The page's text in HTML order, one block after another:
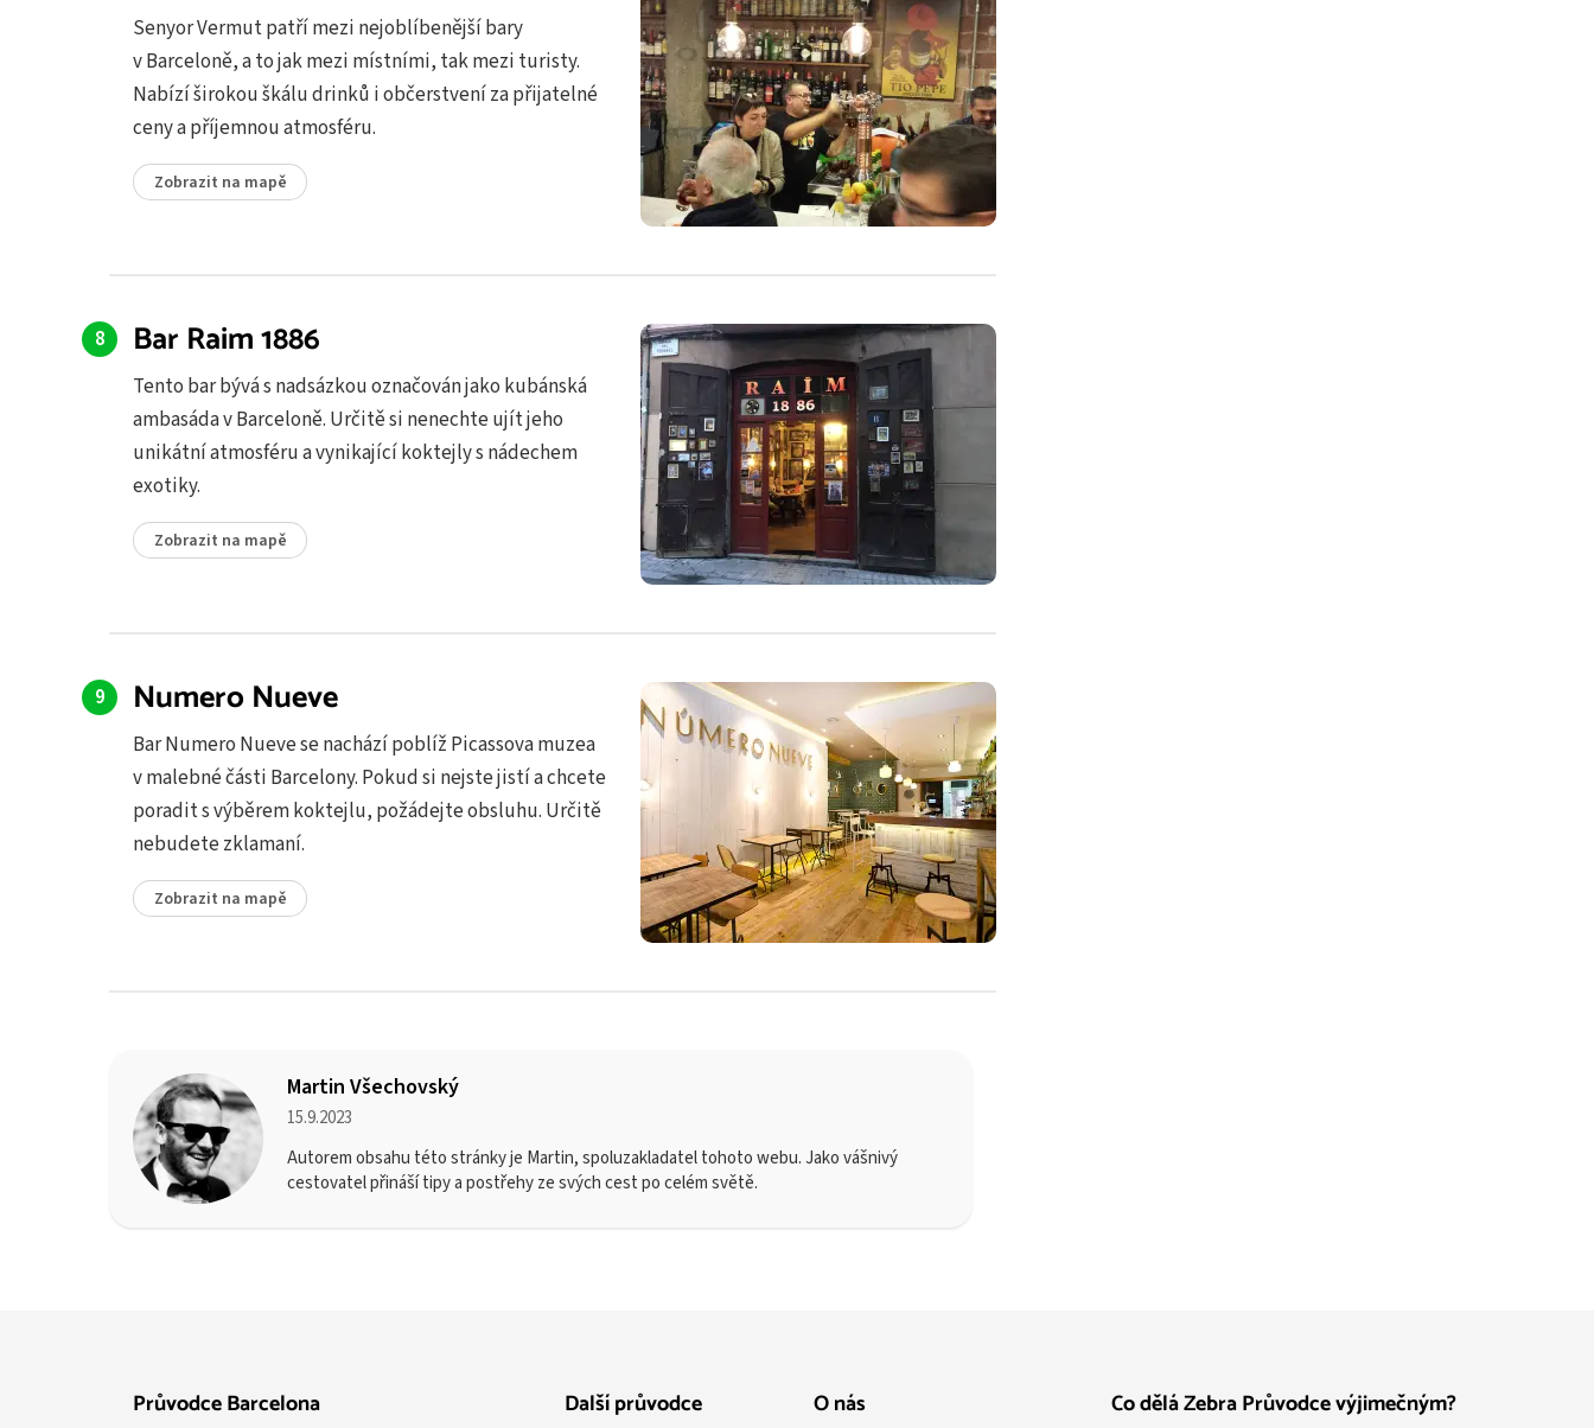
Senyor Vermut patří mezi nejoblíbenější bary
v Barceloně, a to jak mezi místními, tak mezi turisty.
Nabízí širokou škálu drinků i občerstvení za přijatelné
ceny a příjemnou atmosféru.
Zobrazit na mapě
Bar Raim 1886
Tento bar bývá s nadsázkou označován jako kubánská
ambasáda v Barceloně. Určitě si nenechte ujít jeho
unikátní atmosféru a vynikající koktejly s nádechem
exotiky.
Zobrazit na mapě
Numero Nueve
Bar Numero Nueve se nachází poblíž Picassova muzea
v malebné části Barcelony. Pokud si nejste jistí a chcete
poradit s výběrem koktejlu, požádejte obsluhu. Určitě
nebudete zklamaní.
Zobrazit na mapě
Martin Všechovský
15.9.2023
Autorem obsahu této stránky je Martin, spoluzakladatel tohoto webu. Jako vášnivý
cestovatel přináší tipy a postřehy ze svých cest po celém světě.
Co dělá Zebra Průvodce výjimečným?
Průvodce Barcelona Další průvodce O nás